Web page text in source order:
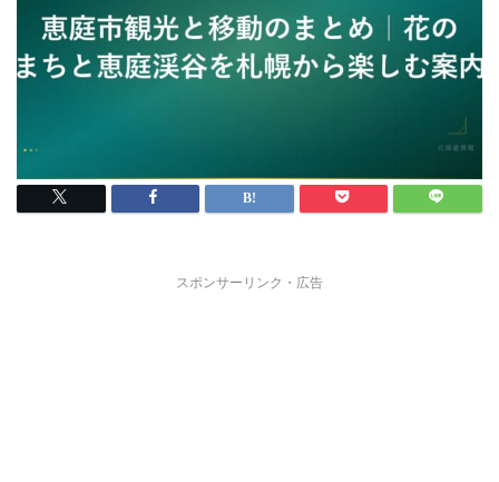
スポンサーリンク・広告